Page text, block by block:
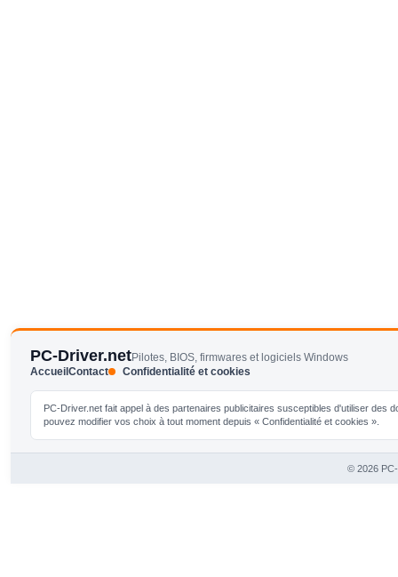
PC-Driver.netPilotes, BIOS, firmwares et logiciels Windows
AccueilContact Confidentialité et cookies
PC-Driver.net fait appel à des partenaires publicitaires susceptibles d'utiliser
pouvez modifier vos choix à tout moment depuis « Confidentialité et cookies ».
© 2026